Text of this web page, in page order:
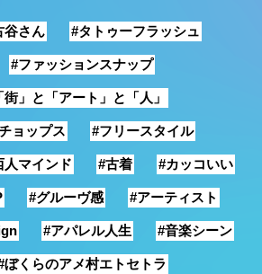
谷さん #タトゥーフラッシュ
#ファッションスナップ
街」と「アート」と「人」
ョップス #フリースタイル
人マインド #古着 #カッコいい
#グルーヴ感 #アーティスト
#アパレル人生 #音楽シーン
ぼくらのアメ村エトセトラ